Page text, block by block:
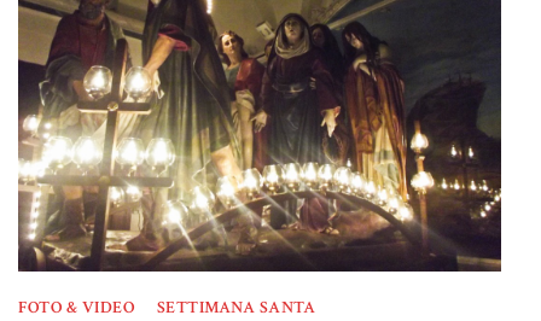
FOTO & VIDEO SETTIMANA SANTA